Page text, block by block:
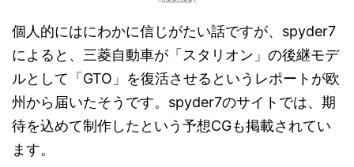
個人的にはにわかに信じがたい話ですが、spyder7
によると、三菱自動車が「スタリオン」の後継モデ
ルとして「GTO」を復活させるというレポートが欧
州から届いたそうです。spyder7のサイトでは、期
待を込めて制作したという予想CGも掲載されてい
ます。